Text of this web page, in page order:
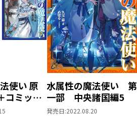
サル、学校の先生、社長さん
ねてきました。
回り、筆者が右往左往しながら
ます。
使い 原
コミック
ット【特
水属性の魔法使い 第
一部 中央諸国編5
発売日:2022.08.20